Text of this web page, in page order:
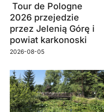
Tour de Pologne
2026 przejedzie
przez Jelenią Górę i
powiat karkonoski
2026-08-05